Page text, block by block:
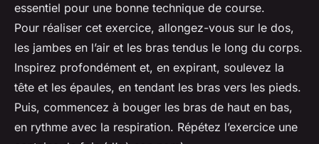
essentiel pour une bonne technique de course.
Pour réaliser cet exercice, allongez-vous sur le dos,
les jambes en l’air et les bras tendus le long du corps.
Inspirez profondément et, en expirant, soulevez la
tête et les épaules, en tendant les bras vers les pieds.
Puis, commencez à bouger les bras de haut en bas,
en rythme avec la respiration. Répétez l’exercice une